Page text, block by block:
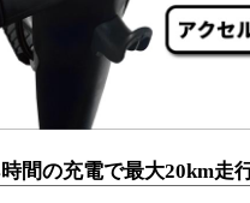
時間の充電で最大20km走